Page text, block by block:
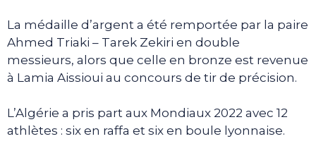
La médaille d’argent a été remportée par la paire
Ahmed Triaki – Tarek Zekiri en double
messieurs, alors que celle en bronze est revenue
à Lamia Aissioui au concours de tir de précision.
L’Algérie a pris part aux Mondiaux 2022 avec 12
athlètes : six en raffa et six en boule lyonnaise.